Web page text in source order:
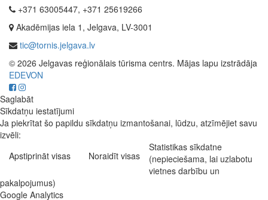
+371 63005447, +371 25619266
Akadēmijas iela 1, Jelgava, LV-3001
tic@tornis.jelgava.lv
© 2026 Jelgavas reģionālais tūrisma centrs. Mājas lapu izstrādāja
EDEVON
Saglabāt
Sīkdatņu iestatījumi
Ja piekrītat šo papildu sīkdatņu izmantošanai, lūdzu, atzīmējiet savu
izvēli:
Apstiprināt visas
Noraidīt visas
Statistikas sīkdatne
(nepieciešama, lai uzlabotu
vietnes darbību un
pakalpojumus)
Google Analytics